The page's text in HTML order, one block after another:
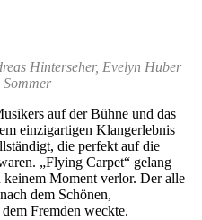
Hinterseher, Evelyn Huber
auf der Bühne und das
einzigartigen Klangerlebnis
die perfekt auf die
„Flying Carpet“ gelang
Moment verlor. Der alle
dem Schönen,
Fremden weckte.